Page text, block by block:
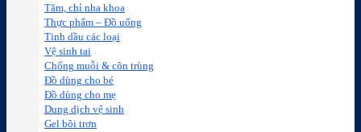
Tăm, chỉ nha khoa
Thực phẩm – Đồ uống
Tinh dầu các loại
Vệ sinh tai
Chống muỗi & côn trùng
Đồ dùng cho bé
Đồ dùng cho mẹ
Dung dịch vệ sinh
Gel bôi trơn